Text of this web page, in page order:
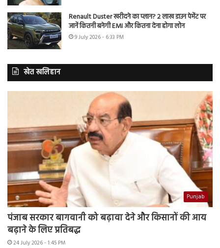
Renault Duster खरीदने का प्लान? 2 लाख डाउन पेमेंट पर
जानें कितनी बनेगी EMI और कितना देना होगा लोन
9 July 2026 - 6:33 PM
खेत खलिहान
Punjab
पंजाब सरकार बागवानी को बढ़ावा देने और किसानों की आय
बढ़ाने के लिए प्रतिबद्ध
24 July 2026 - 1:45 PM